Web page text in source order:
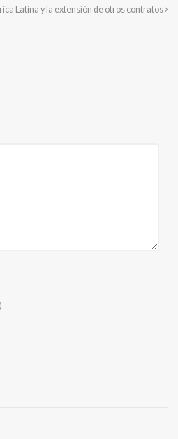
Latina y la extensión de otros contratos